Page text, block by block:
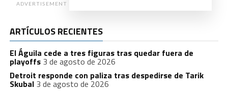
ADVERTISEMENT
ARTÍCULOS RECIENTES
El Águila cede a tres figuras tras quedar fuera de
playoffs 3 de agosto de 2026
Detroit responde con paliza tras despedirse de Tarik
Skubal 3 de agosto de 2026